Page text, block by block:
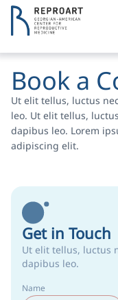
Book a
Ut elit tellus, luctus
leo. Ut elit tellus,
dapibus leo. Lorem
adipiscing elit.
Get in Touch
Ut elit tellus, luctus
dapibus leo.
Name